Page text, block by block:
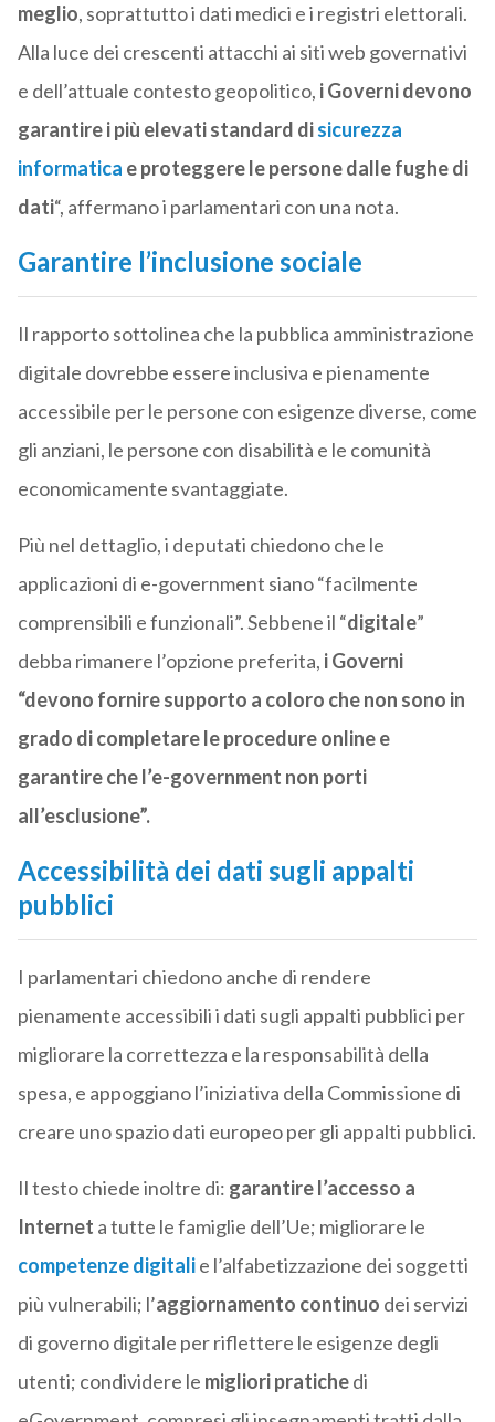
meglio, soprattutto i dati medici e i registri elettorali.
Alla luce dei crescenti attacchi ai siti web governativi
e dell’attuale contesto geopolitico, i Governi devono
garantire i più elevati standard disicurezza
informatica e proteggere le persone dalle fughe di
dati“, affermano i parlamentari con una nota.
Garantire l’inclusione sociale
Il rapporto sottolinea che la pubblica amministrazione
digitale dovrebbe essere inclusiva e pienamente
accessibile per le persone con esigenze diverse, come
gli anziani, le persone con disabilità e le comunità
economicamente svantaggiate.
Più nel dettaglio, i deputati chiedono che le
applicazioni di e-government siano “facilmente
comprensibili e funzionali”. Sebbene il “digitale”
debba rimanere l’opzione preferita, i Governi
“devono fornire supporto a coloro che non sono in
grado di completare le procedure online e
garantire che l’e-government non porti
all’esclusione”.
Accessibilità dei dati sugli appalti
pubblici
I parlamentari chiedono anche di rendere
pienamente accessibili i dati sugli appalti pubblici per
migliorare la correttezza e la responsabilità della
spesa, e appoggiano l’iniziativa della Commissione di
creare uno spazio dati europeo per gli appalti pubblici.
Il testo chiede inoltre di: garantire l’accesso a
Internet a tutte le famiglie dell’Ue; migliorare le
competenze digitalie l’alfabetizzazione dei soggetti
più vulnerabili; l’aggiornamento continuo dei servizi
di governo digitale per riflettere le esigenze degli
utenti; condividere le migliori pratichedi